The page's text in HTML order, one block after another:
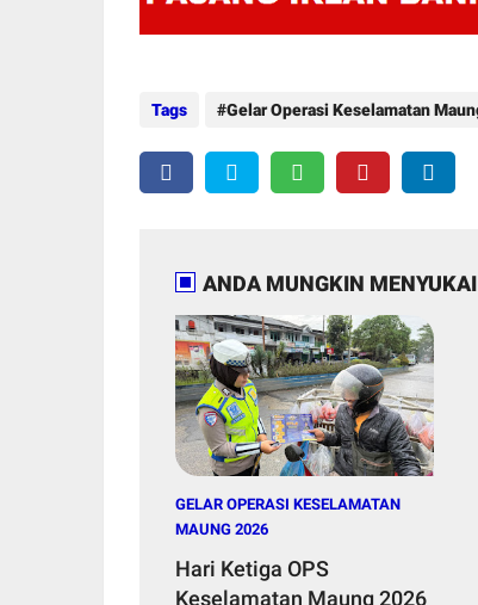
Tags Gelar Operasi Keselamatan
ANDA MUNGKIN
GELAR OPERASI KESELAMATAN
MAUNG 2026
Hari Ketiga OPS
Keselamatan Maung 2026